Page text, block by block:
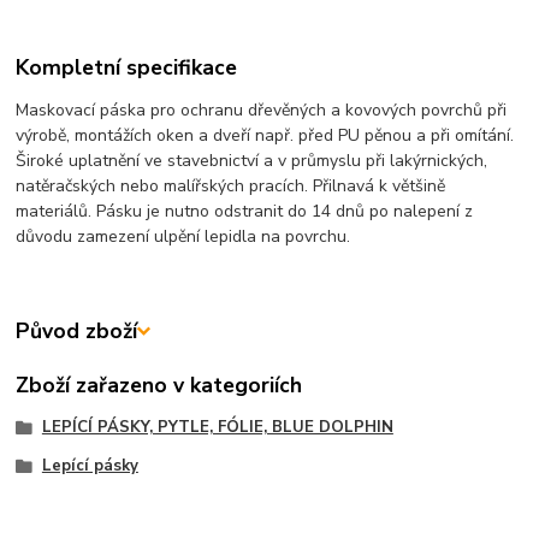
Kompletní specifikace
Maskovací páska pro ochranu dřevěných a kovových povrchů při
výrobě, montážích oken a dveří např. před PU pěnou a při omítání.
Široké uplatnění ve stavebnictví a v průmyslu při lakýrnických,
natěračských nebo malířských pracích. Přilnavá k většině
materiálů. Pásku je nutno odstranit do 14 dnů po nalepení z
důvodu zamezení ulpění lepidla na povrchu.
Původ zboží
Zboží zařazeno v kategoriích
LEPÍCÍ PÁSKY, PYTLE, FÓLIE, BLUE DOLPHIN
Lepící pásky